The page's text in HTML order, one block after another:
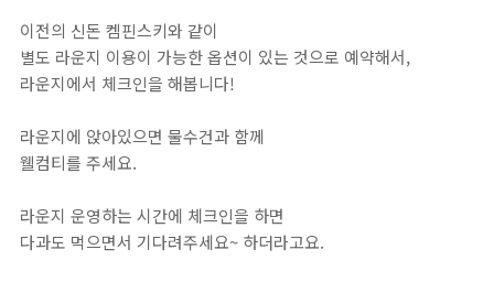
이전의 신돈 켐핀스키와 같이
별도 라운지 이용이 가능한 옵션이 있는 것으로 예약해서,
라운지에서 체크인을 해봅니다!
라운지에 앉아있으면 물수건과 함께
웰컴티를 주세요.
라운지 운영하는 시간에 체크인을 하면
다과도 먹으면서 기다려주세요~ 하더라고요.